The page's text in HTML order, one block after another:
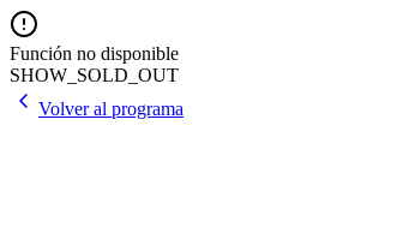
Función no disponible
SHOW_SOLD_OUT
Volver al programa